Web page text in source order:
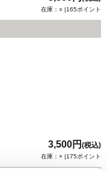
在庫：○ |165ポイント
3,500円 (税込)
在庫：× |175ポイント